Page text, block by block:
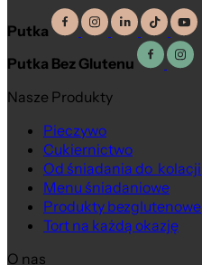
Putka
Putka Bez Glutenu
Nasze Produkty
Pieczywo
Cukiernictwo
Od śniadania do kolacji
Menu śniadaniowe
Produkty bezglutenowe
Tort na każdą okazję
O nas